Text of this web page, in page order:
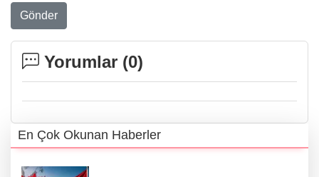
Gönder
Yorumlar (0)
En Çok Okunan Haberler